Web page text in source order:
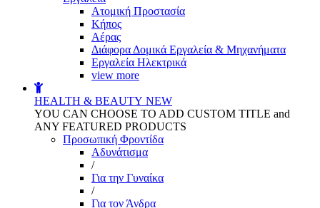
Aτομική Προστασία
Kήπος
Αέρας
Διάφορα Δομικά Εργαλεία & Μηχανήματα
Εργαλεία Ηλεκτρικά
view more
HEALTH & BEAUTY NEW
YOU CAN CHOOSE TO ADD CUSTOM TITLE and
ANY FEATURED PRODUCTS
Προσωπική Φροντίδα
Αδυνάτισμα
/
Για την Γυναίκα
/
Για τον Άνδρα